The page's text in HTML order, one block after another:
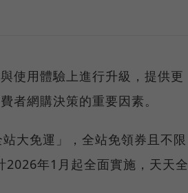
使用體驗上進行升級，提供更
者網購決策的重要因素。
大免運」，全站免領券且不限
2026年1月起全面實施，天天全